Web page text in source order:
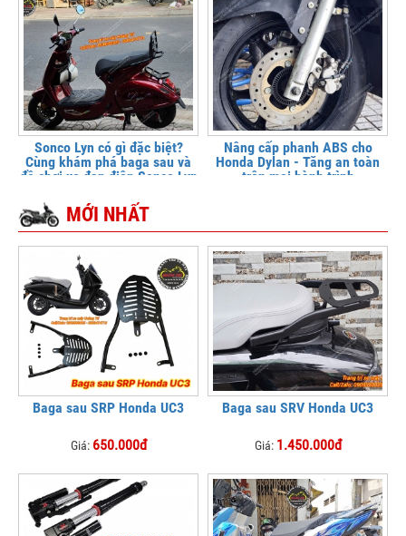
Sonco Lyn có gì đặc biệt?
Cùng khám phá baga sau và
đồ chơi xe đạp điện Sonco Lyn
Nâng cấp phanh ABS cho
Honda Dylan - Tăng an toàn
trên mọi hành trình
MỚI NHẤT
Baga sau SRP Honda UC3
Giá: 650.000đ
Baga sau SRV Honda UC3
Giá: 1.450.000đ